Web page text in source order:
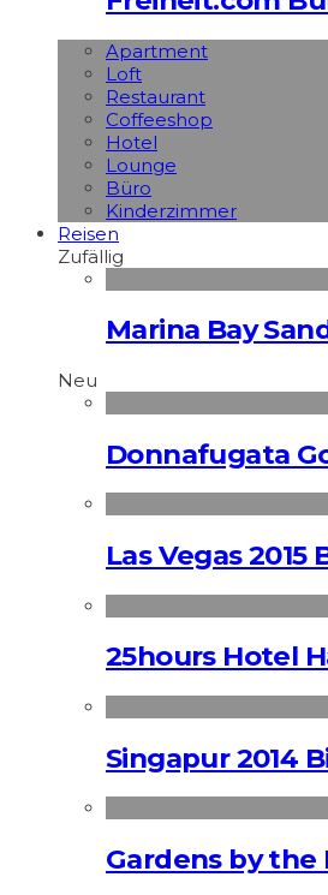
Apart­ment
Loft
Restaurant
Coffeeshop
Hotel
Lounge
Büro
Kinderzimmer
Reisen
Zufällig
Marina Bay
Neu
Donnafugata
Las Vegas
25hours Hotel
Singapur 2014
Gardens by the